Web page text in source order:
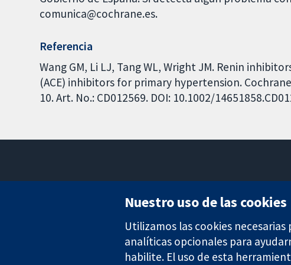
comunica@cochrane.es.
Referencia
Wang GM, Li LJ, Tang WL, Wright JM. Renin
(ACE) inhibitors for primary hypertension.
10. Art. No.: CD012569. DOI: 10.1002/
Nuestro uso de las cookies
Utilizamos las cookies
analíticas opcionales para
habilite. El uso de esta